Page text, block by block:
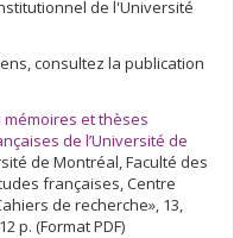
de l'Université
consultez la publication
et thèses
de l’Université de
de Montréal, Faculté des
françaises, Centre
de recherche», 13,
p. (Format PDF)